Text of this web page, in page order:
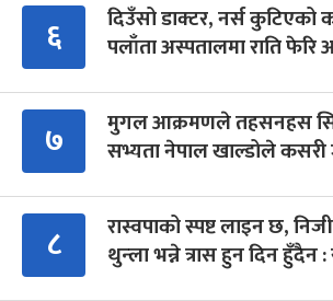
६
दिउँसो डाक्टर, नर्स कुटिएको
पलाँता अस्पतालमा राति
७
मुगल आक्रमणले तहसनहस
सभ्यता नेपाल खाल्डोले कसरी
८
रास्वपाको स्पष्ट लाइन छ,
थुन्ला भन्ने त्रास हुन दिन हुँदैन